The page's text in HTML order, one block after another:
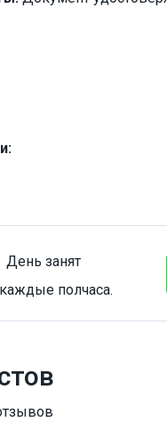
День занят
полчаса.